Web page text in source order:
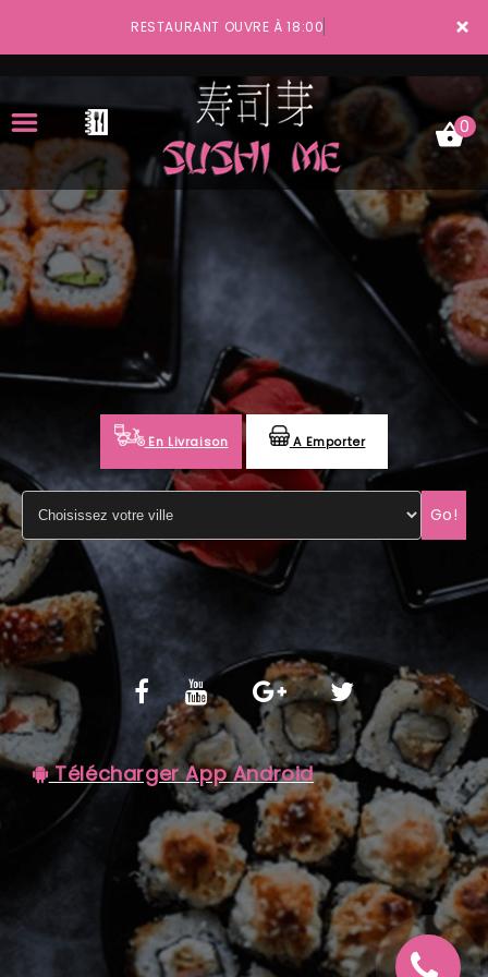
×
RESTAURANT OUVRE À 18:00
ACCUEIL
LA CARTE
VOTRE COMPTE
NOTRE RESTAURANT
MENTIONS LÉGALES
C.G.V
0
En Livraison A Emporter
Go!
Télécharger App Android